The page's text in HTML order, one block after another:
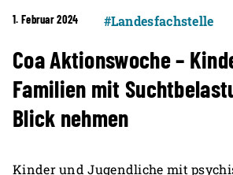
1. Februar 2024 #Landesfachstelle
Coa Aktionswoche –
Familien mit
Blick nehmen
Kinder und Jugendliche mit